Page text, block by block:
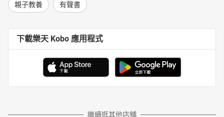
親子教養 有聲書
下載樂天 Kobo 應用程式
繼續逛其他店舖